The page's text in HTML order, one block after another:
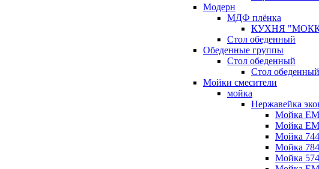
Модерн
МДФ плёнка
КУХНЯ
Стол обеденный
Обеденные группы
Стол обеденный
Стол
Мойки смесители
мойка
Нержавейка
Мойка
Мойка
Мойка
Мойка
Мойка